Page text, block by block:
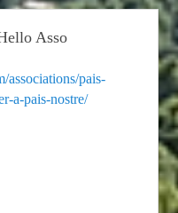
Asso
associations/pais-
a-pais-nostre/